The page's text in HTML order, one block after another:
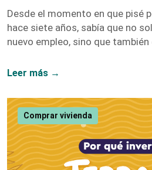
Desde el momento en que pisé
hace siete años, sabía que no
nuevo empleo, sino que
me equivoqué. Hoy, siete años
van de la mano, y mi paso por
demuestra. Iniciar como una
digital y ascender hasta
Leer más →
Comprar vivienda